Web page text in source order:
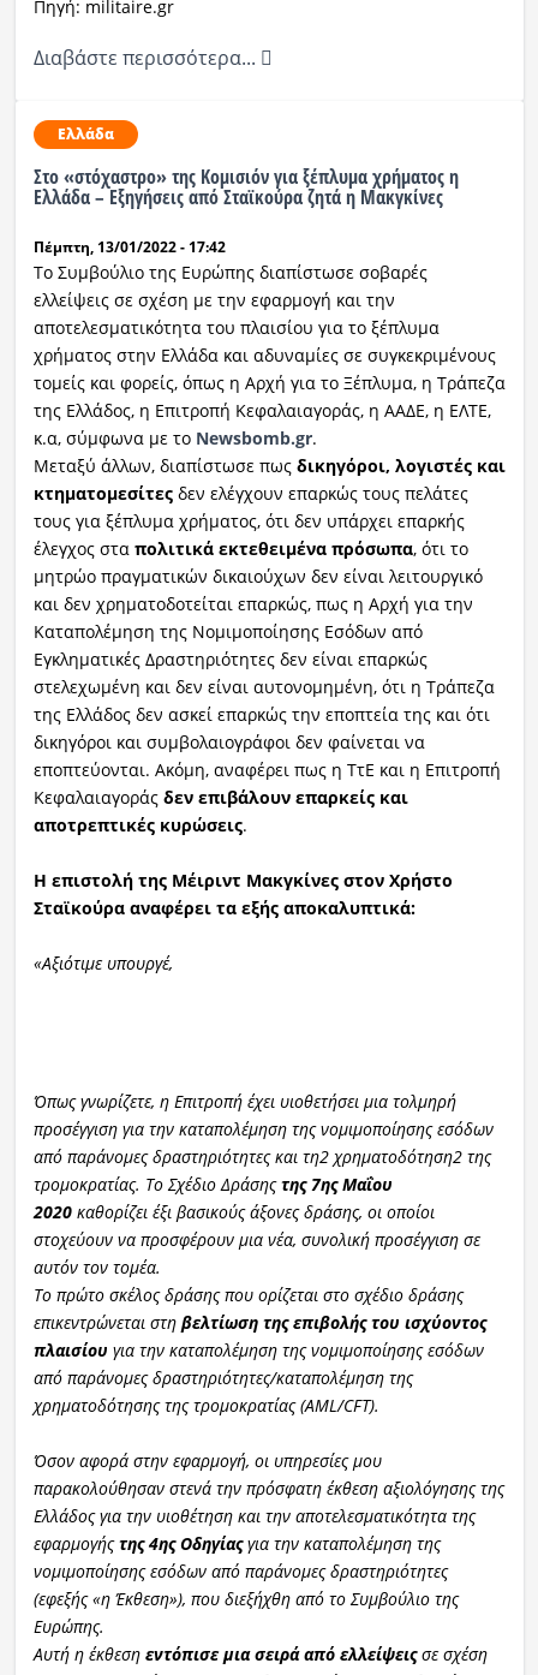
Πηγή: militaire.gr
Διαβάστε περισσότερα...
Ελλάδα
Στο «στόχαστρο» της Κομισιόν για ξέπλυμα χρήματος η
Ελλάδα – Εξηγήσεις από Σταϊκούρα ζητά η Μακγκίνες
Πέμπτη, 13/01/2022 - 17:42
Το Συμβούλιο της Ευρώπης διαπίστωσε σοβαρές
ελλείψεις σε σχέση με την εφαρμογή και την
αποτελεσματικότητα του πλαισίου για το ξέπλυμα
χρήματος στην Ελλάδα και αδυναμίες σε συγκεκριμένους
τομείς και φορείς, όπως η Αρχή για το Ξέπλυμα, η Τράπεζα
της Ελλάδος, η Επιτροπή Κεφαλαιαγοράς, η ΑΑΔΕ, η ΕΛΤΕ,
κ.α, σύμφωνα με το Newsbomb.gr.
Μεταξύ άλλων, διαπίστωσε πως δικηγόροι, λογιστές και
κτηματομεσίτεςδεν ελέγχουν επαρκώς τους πελάτες
τους για ξέπλυμα χρήματος, ότι δεν υπάρχει επαρκής
έλεγχος στα πολιτικά εκτεθειμένα πρόσωπα, ότι το
μητρώο πραγματικών δικαιούχων δεν είναι λειτουργικό
και δεν χρηματοδοτείται επαρκώς, πως η Αρχή για την
Καταπολέμηση της Νομιμοποίησης Εσόδων από
Εγκληματικές Δραστηριότητες δεν είναι επαρκώς
στελεχωμένη και δεν είναι αυτονομημένη, ότι η Τράπεζα
της Ελλάδος δεν ασκεί επαρκώς την εποπτεία της και ότι
δικηγόροι και συμβολαιογράφοι δεν φαίνεται να
εποπτεύονται. Ακόμη, αναφέρει πως η ΤτΕ και η Επιτροπή
Κεφαλαιαγοράς δεν επιβάλουν επαρκείς και
αποτρεπτικές κυρώσεις.
Η επιστολή της Μέιριντ Μακγκίνες στον Χρήστο
Σταϊκούρα αναφέρει τα εξής αποκαλυπτικά:
«Αξιότιμε υπουργέ,
Όπως γνωρίζετε, η Επιτροπή έχει υιοθετήσει μια τολμηρή
προσέγγιση για την καταπολέμηση της νομιμοποίησης εσόδων
από παράνομες δραστηριότητες και τη2 χρηματοδότηση2 της
τρομοκρατίας. Το Σχέδιο Δράσηςτης 7ης Μαΐου
2020 καθορίζει έξι βασικούς άξονες δράσης, οι οποίοι
στοχεύουν να προσφέρουν μια νέα, συνολική προσέγγιση σε
αυτόν τον τομέα.
Το πρώτο σκέλος δράσης που ορίζεται στο σχέδιο δράσης
επικεντρώνεται στη βελτίωση της επιβολής του ισχύοντος
πλαισίου για την καταπολέμηση της νομιμοποίησης εσόδων
από παράνομες δραστηριότητες/καταπολέμηση της
χρηματοδότησης της τρομοκρατίας (AML/CFT).
Όσον αφορά στην εφαρμογή, οι υπηρεσίες μου
παρακολούθησαν στενά την πρόσφατη έκθεση αξιολόγησης της
Ελλάδος για την υιοθέτηση και την αποτελεσματικότητα της
εφαρμογήςτης 4ης Οδηγίαςγια την καταπολέμηση της
νομιμοποίησης εσόδων από παράνομες δραστηριότητες
(εφεξής «η Έκθεση»), που διεξήχθη από το Συμβούλιο της
Ευρώπης.
Αυτή η έκθεση εντόπισε μια σειρά από ελλείψειςσε σχέση